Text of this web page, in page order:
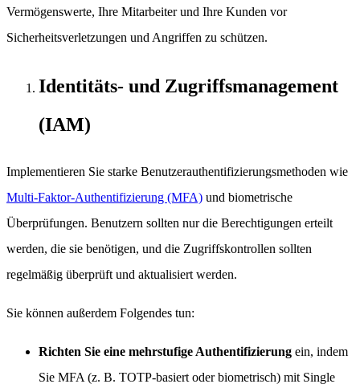
Vermögenswerte, Ihre Mitarbeiter und Ihre Kunden vor
Sicherheitsverletzungen und Angriffen zu schützen.
Identitäts- und Zugriffsmanagement
(IAM)
Implementieren Sie starke Benutzerauthentifizierungsmethoden wie
Multi-Faktor-Authentifizierung (MFA) und biometrische
Überprüfungen. Benutzern sollten nur die Berechtigungen erteilt
werden, die sie benötigen, und die Zugriffskontrollen sollten
regelmäßig überprüft und aktualisiert werden.
Sie können außerdem Folgendes tun:
Richten Sie eine mehrstufige Authentifizierung ein, indem
Sie MFA (z. B. TOTP-basiert oder biometrisch) mit Single